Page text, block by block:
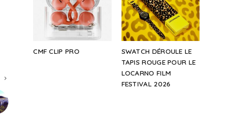
CMF CLIP PRO
SWATCH DÉROULE LE
TAPIS ROUGE POUR LE
LOCARNO FILM
FESTIVAL 2026